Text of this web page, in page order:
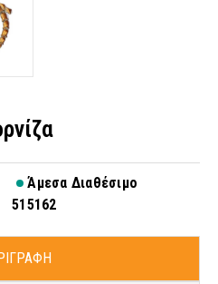
Άμεσα Διαθέσιμο
515162